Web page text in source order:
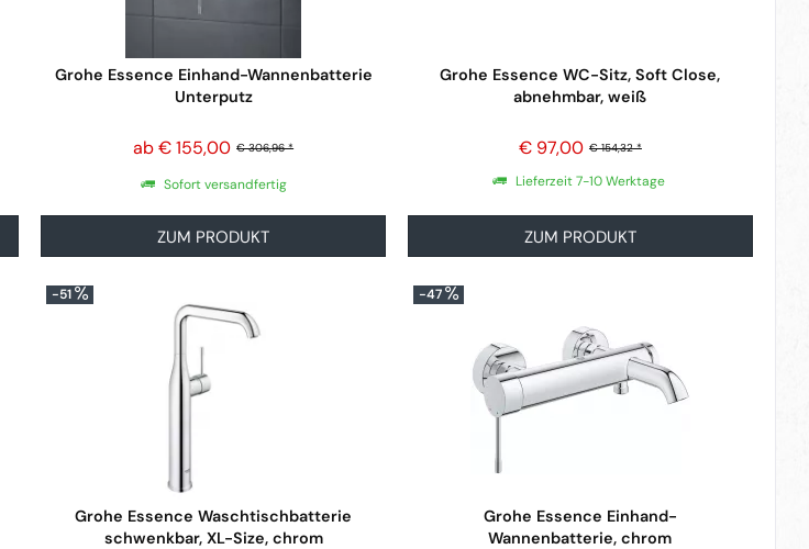
Grohe Essence Einhand-Wannenbatterie
Unterputz
€ 306,96 *
ab € 155,00
Sofort versandfertig
ZUM PRODUKT
Grohe Essence WC-Sitz, Soft Close,
abnehmbar, weiß
€ 154,32 *
€ 97,00
Lieferzeit 7-10 Werktage
ZUM PRODUKT
-51
Grohe Essence Waschtischbatterie
schwenkbar, XL-Size, chrom
-47
Grohe Essence Einhand-
Wannenbatterie, chrom